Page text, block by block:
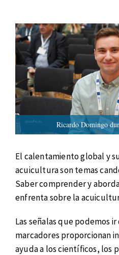
Ricardo Domingo
El calentamiento global y
acuicultura son temas
Saber comprender y
enfrenta sobre la
Las señalas que podemos
marcadores proporcionan
ayuda a los científicos, los